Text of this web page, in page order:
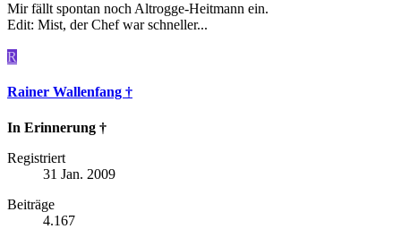
Mir fällt spontan noch Altrogge-Heitmann ein.
Edit: Mist, der Chef war schneller...
R
Rainer Wallenfang †
In Erinnerung †
Registriert
31 Jan. 2009
Beiträge
4.167